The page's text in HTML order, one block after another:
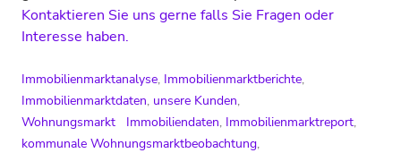
Kontaktieren Sie uns gerne falls Sie Fragen oder
Interesse haben.
Immobilienmarktanalyse, Immobilienmarktberichte,
Immobilienmarktdaten, unsere Kunden,
Wohnungsmarkt
Immobiliendaten, Immobilienmarktreport,
kommunale Wohnungsmarktbeobachtung,